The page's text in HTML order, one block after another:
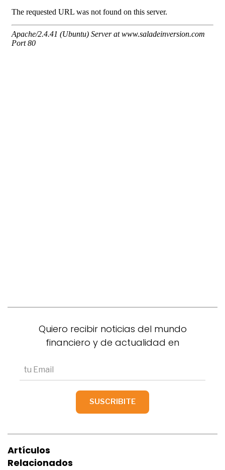
Quiero recibir noticias del mundo
financiero y de actualidad en
Artículos
Relacionados